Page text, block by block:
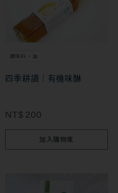
調味料・油
四季耕讀｜有機味醂
NT$ 200
加入購物車